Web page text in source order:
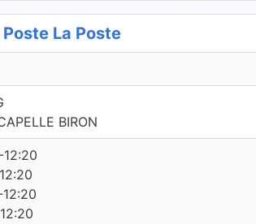
Poste La Poste
BIRON